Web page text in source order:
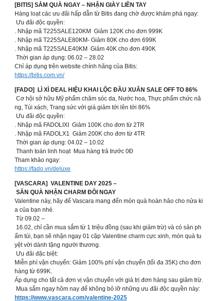
[BITIS] SẮM QUÀ NGAY – NHẬN GIÀY LIỀN TAY
Hàng loạt các ưu đãi hấp dẫn từ Bitis đang chờ được khám phá ngay:
Ưu đãi độc quyền:
. Nhập mã T225SALE120KM Giảm 120K cho đơn 999K
. Nhập mã T225SALE80KM- Giảm 80K cho đơn 699K
. Nhập mã T225SALE40KM Giảm 40K cho đơn 490K
️ Thời gian áp dụng: 06.02 – 28.02
Chỉ áp dụng trên website chính hãng của Bitis:
https://bitis.com.vn/
[FADO] LÌ XÌ DEAL HIỆU KHAI LỘC ĐẦU XUÂN SALE OFF TO 86%
Cơ hội sở hữu Mỹ phẩm chăm sóc da, Nước hoa, Thực phẩm chức nă
ng, Túi xách, Trang sức với giá giảm tới lên tới 86%
Ưu đãi độc quyền:
. Nhập mã FADOLIXI Giảm 100K cho đơn từ 2TR
. Nhập mã FADOLX1 Giảm 200K cho đơn từ 4TR
️ Thời gian áp dụng: 04.02 – 10.02
Thanh toán linh hoạt Mua hàng trả trước 0Đ
Tham khảo ngay:
https://fado.vn/deluxe
[VASCARA] ️ VALENTINE DAY 2025 –
SĂN QUÀ NHẬN CHARM ĐÔI NGAY ️
Valentine này, hãy để Vascara mang đến món quà hoàn hảo cho nửa ki
a của bạn nhé.
Từ 09.02 –
16.02, chỉ cần mua sắm từ 1 triệu đồng (sau khi giảm trừ) và có sản ph
ẩm túi, bạn sẽ nhận ngay 01 cặp Valentine charm cực xinh, món quà tu
yệt vời dành tặng người thương.
Ưu đãi đặc biệt:
Miễn phí vận chuyển: Giảm 100% phí vận chuyển (tối đa 35K) cho đơn
hàng từ 699K.
Áp dụng cho tất cả đơn vị vận chuyển với giá trị đơn hàng sau giảm trừ.
Mua sắm ngay hôm nay để không bỏ lỡ những ưu đãi độc quyền này:
https://www.vascara.com/valentine-2025